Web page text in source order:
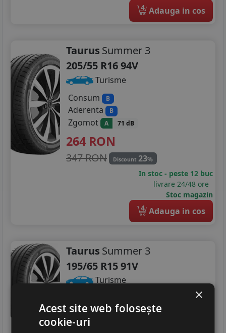
4 Adauga in cos
Taurus Summer 3
205/55 R16 94V
Turisme
Consum
B
Aderenta B
Zgomot A 71 dB
264 RON
347 RON Discount 23%
In stoc - peste 12 buc
livrare 24/48 ore
Stoc magazin
4 Adauga in cos
Taurus Summer 3
195/65 R15 91V
Turisme
237 RON
324 RON
×
Acest site web folosește
cookie-uri